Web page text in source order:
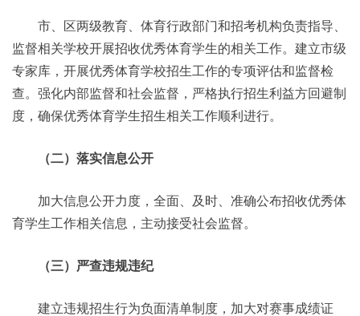
市、区两级教育、体育行政部门和招考机构负责指导、
监督相关学校开展招收优秀体育学生的相关工作。建立市级
专家库，开展优秀体育学校招生工作的专项评估和监督检
查。强化内部监督和社会监督，严格执行招生利益方回避制
度，确保优秀体育学生招生相关工作顺利进行。
（二）落实信息公开
加大信息公开力度，全面、及时、准确公布招收优秀体
育学生工作相关信息，主动接受社会监督。
（三）严查违规违纪
建立违规招生行为负面清单制度，加大对赛事成绩证